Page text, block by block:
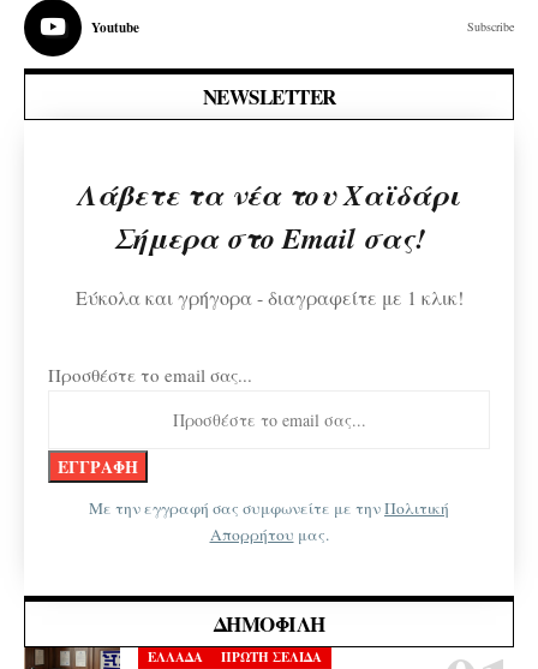
Youtube Subscribe
NEWSLETTER
Λάβετε τα νέα του Χαϊδάρι
Σήμερα στο Email σας!
Εύκολα και γρήγορα - διαγραφείτε με 1 κλικ!
Προσθέστε το email σας...
Με την εγγραφή σας συμφωνείτε με τηνΠολιτική
Απορρήτου μας.
ΔΗΜΟΦΙΛΉ
ΕΛΛΑΔΑ ΠΡΩΤΗ ΣΕΛΙΔΑ